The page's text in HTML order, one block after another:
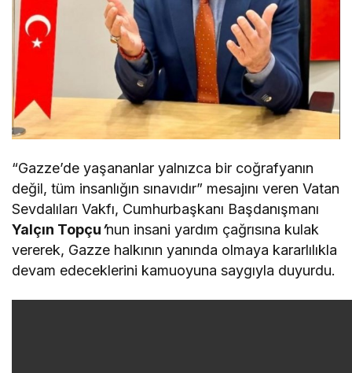
“Gazze’de yaşananlar yalnızca bir coğrafyanın
değil, tüm insanlığın sınavıdır” mesajını veren Vatan
Sevdalıları Vakfı, Cumhurbaşkanı Başdanışmanı
Yalçın Topçu’nun insani yardım çağrısına kulak
vererek, Gazze halkının yanında olmaya kararlılıkla
devam edeceklerini kamuoyuna saygıyla duyurdu.